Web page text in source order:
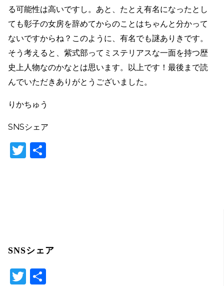
る可能性は高いですし。あと、たとえ有名になったとし
ても彰子の女房を辞めてからのことはちゃんと分かって
ないですからね？このように、有名でも謎ありきです。
そう考えると、紫式部ってミステリアスな一面を持つ歴
史上人物なのかなとは思います。以上です！最後まで読
んでいただきありがとうございました。
りかちゅう
SNSシェア
T
SNSシェア
T